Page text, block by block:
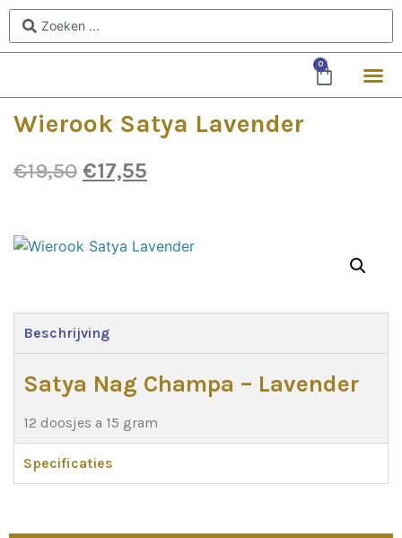
0
Wierook Satya Lavender
€19,50 €17,55
Beschrijving
Satya Nag Champa – Lavender
12 doosjes a 15 gram
Specificaties